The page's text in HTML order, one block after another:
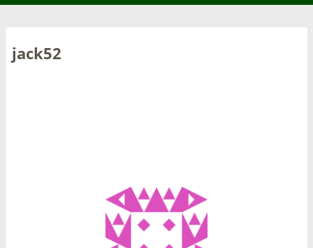
jack52